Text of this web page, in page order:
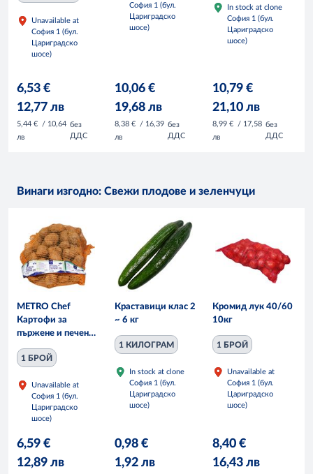
Unavailable at
София 1 (бул.
Цариградско
шосе)
6,53 €
12,77 лв
5,44 €
/ 10,64
лв
без
ДДС
София 1 (бул.
Цариградско
шосе)
10,06 €
19,68 лв
8,38 €
/ 16,39
лв
без
ДДС
In stock at clone
София 1 (бул.
Цариградско
шосе)
10,79 €
21,10 лв
8,99 €
/ 17,58
лв
без
ДДС
Винаги изгодно: Свежи плодове и зеленчуци
METRO Chef
Картофи за
пържене и печене
50/70 10 кг
мрежа
1 БРОЙ
Unavailable at
София 1 (бул.
Цариградско
шосе)
6,59 €
12,89 лв
Краставици клас 2
~ 6 кг
1 КИЛОГРАМ
In stock at clone
София 1 (бул.
Цариградско
шосе)
0,98 €
1,92 лв
Кромид лук 40/60
10кг
1 БРОЙ
Unavailable at
София 1 (бул.
Цариградско
шосе)
8,40 €
16,43 лв